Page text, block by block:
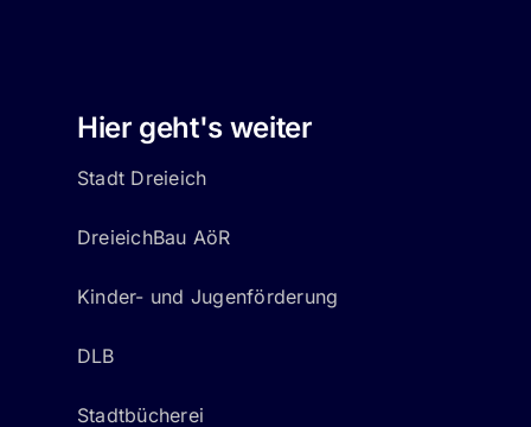
Hier geht's weiter
Stadt Dreieich
DreieichBau AöR
Kinder- und Jugenförderung
DLB
Stadtbücherei